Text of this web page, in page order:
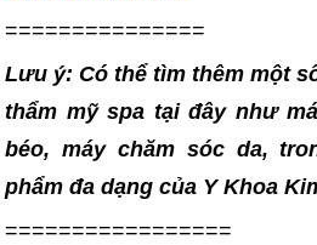
===============
Lưu ý: Có thể tìm thêm một
thẩm mỹ spa tại đây như
béo, máy chăm sóc da,
phẩm đa dạng của Y Khoa
=================